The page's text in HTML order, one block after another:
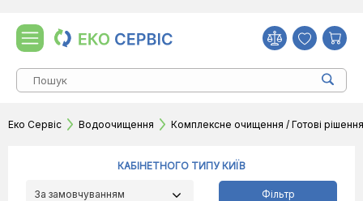
Еко Сервіс Водоочищення Комплексне очищення / Готові рішення
КАБІНЕТНОГО ТИПУ КИЇВ
Фільтр
За замовчуванням